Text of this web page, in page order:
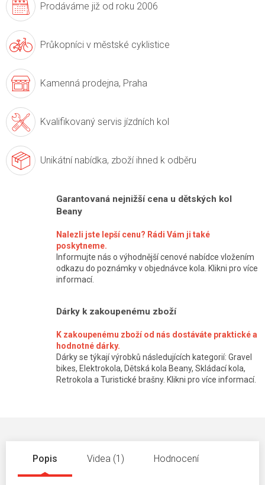
Prodáváme již od roku 2006
Průkopníci v městské cyklistice
Kamenná prodejna, Praha
Kvalifikovaný servis jízdních kol
Unikátní nabídka, zboží ihned k odběru
Garantovaná nejnižší cena u dětských kol
Beany
Nalezli jste lepší cenu? Rádi Vám ji také
poskytneme.
Informujte nás o výhodnější cenové nabídce vložením
odkazu do poznámky v objednávce kola. Klikni pro více
informací.
Dárky k zakoupenému zboží
K zakoupenému zboží od nás dostáváte praktické a
hodnotné dárky.
Dárky se týkají výrobků následujících kategorií: Gravel
bikes, Elektrokola, Dětská kola Beany, Skládací kola,
Retrokola a Turistické brašny. Klikni pro více informací.
Popis Videa (1) Hodnocení